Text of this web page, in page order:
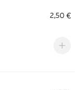
2,50 €